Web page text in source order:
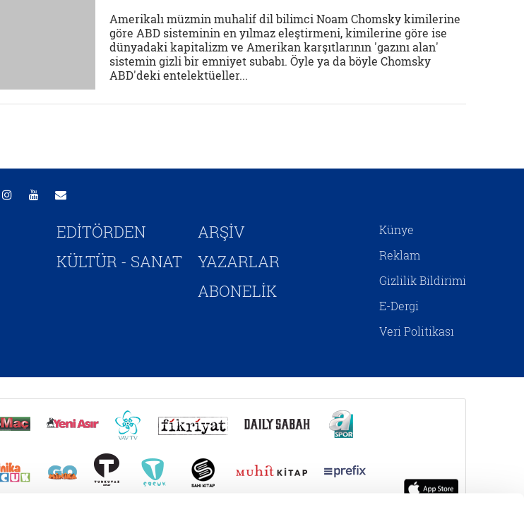
Amerikalı müzmin muhalif dil bilimci Noam Chomsky kimilerine
göre ABD sisteminin en yılmaz eleştirmeni, kimilerine göre ise
dünyadaki kapitalizm ve Amerikan karşıtlarının 'gazını alan'
sistemin gizli bir emniyet subabı. Öyle ya da böyle Chomsky
ABD'deki entelektüeller...
EDİTÖRDEN
KÜLTÜR - SANAT
ARŞİV
YAZARLAR
ABONELİK
Künye
Reklam
Gizlilik Bildirimi
E-Dergi
Veri Politikası